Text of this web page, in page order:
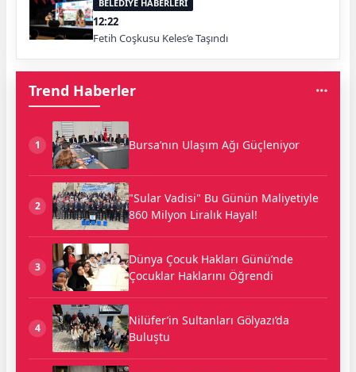
BELEDİYE HABERLERİ
12:22
Fetih Coşkusu Keles’e Taşındı
Trend Haberler
1 Bursa’nın Ulaşım Ağı Güçleniyor
2
"Sular Vadisi" Bu Günün Maliyetiyle
860 Milyon Liralık Hayal!
3
Dünya Çocuk Hakları Günü’nde
Çocuklar Haklarını Öğrendi
4
Nilüfer’in Sultanları Gölyazı’da
Buluştu